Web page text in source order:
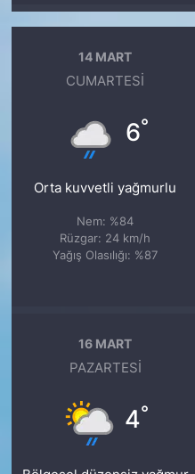
14 MART
CUMARTESI
6°
Orta kuvvetli yağmurlu
Nem: %84
Rüzgar: 24 km/h
Yağış Olasılığı: %87
16 MART
PAZARTESI
4°